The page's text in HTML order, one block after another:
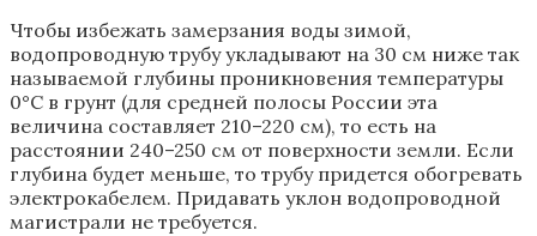
Чтобы избежать замерзания воды зимой,
водопроводную трубу укладывают на 30 см ниже так
называемой глубины проникновения температуры
0°С в грунт (для средней полосы России эта
величина составляет 210–220 см), то есть на
расстоянии 240–250 см от поверхности земли. Если
глубина будет меньше, то трубу придется обогревать
электрокабелем. Придавать уклон водопроводной
магистрали не требуется.